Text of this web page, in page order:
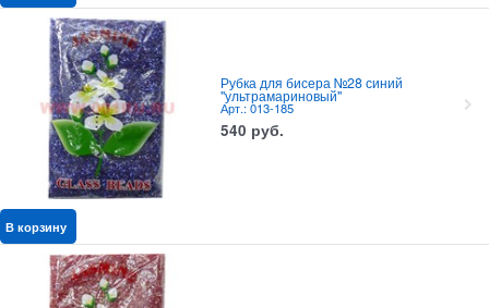
Рубка для бисера №28 синий
"ультрамариновый"
Арт.: 013-185
540 руб.
В корзину